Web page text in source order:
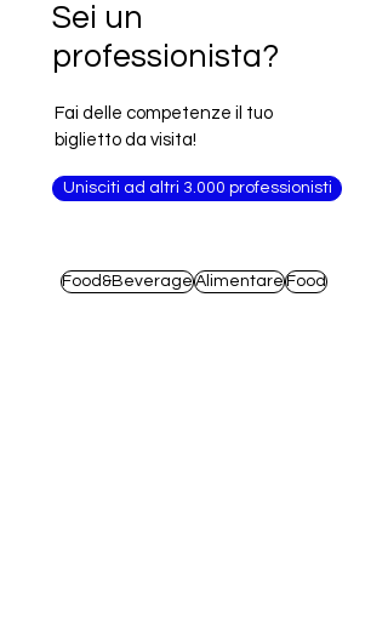
Sei un
professionista?
Fai delle competenze il tuo
biglietto da visita!
Unisciti ad altri 3.000 professionisti
Food&BeverageAlimentareFood